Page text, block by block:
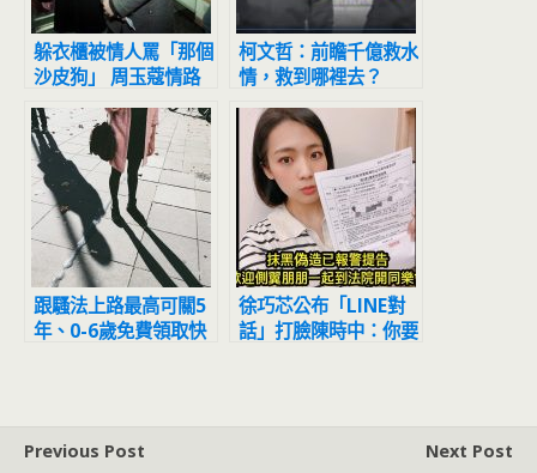
躲衣櫃被情人罵「那個
沙皮狗」 周玉蔻情路
超坎坷
柯文哲：前瞻千億救水
情，救到哪裡去？
跟騷法上路最高可關5
年、0-6歲免費領取快
徐巧芯公布「LINE對
話」打臉陳時中：你要
Previous Post
Next Post